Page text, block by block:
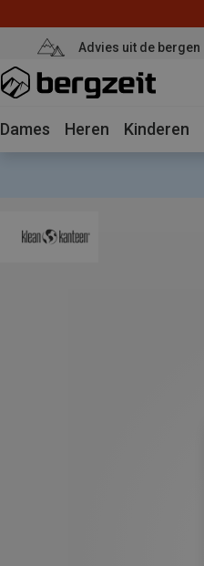
Advies uit de bergen
Dames Heren Kinderen